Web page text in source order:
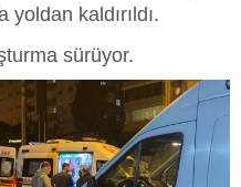
yoldan kaldırıldı.
sürüyor.